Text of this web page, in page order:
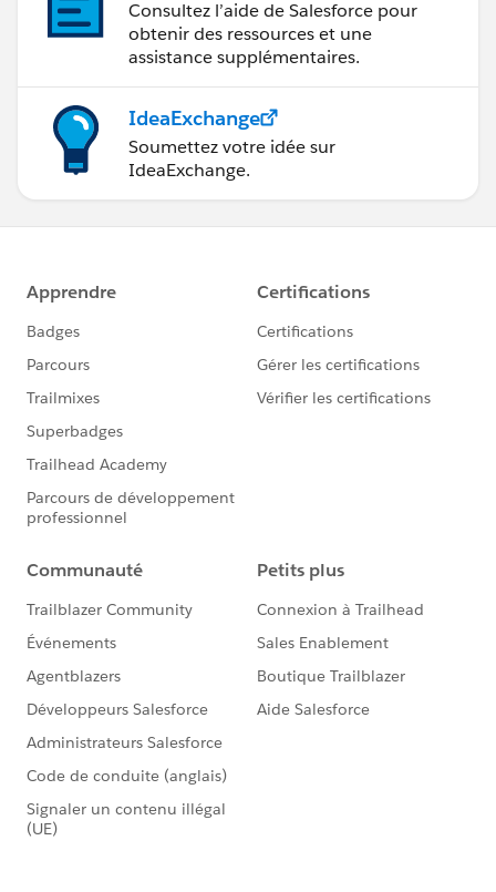
Consultez l’aide de Salesforce pour
obtenir des ressources et une
assistance supplémentaires.
IdeaExchange
Soumettez votre idée sur
IdeaExchange.